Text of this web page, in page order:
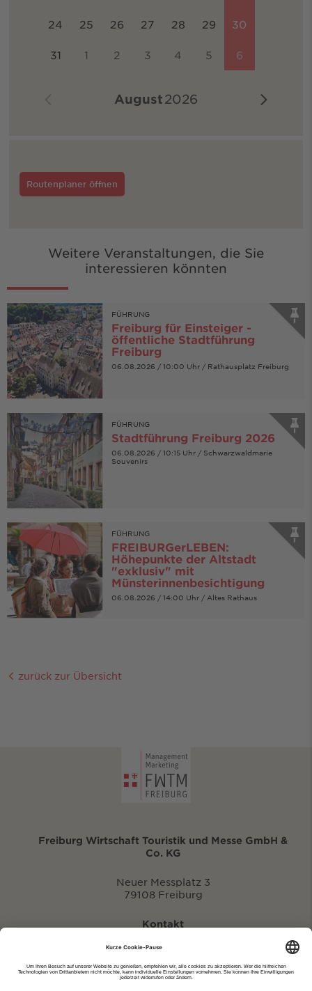
August2026
24 25 26 27 28 29 30
31 1 2 3 4 5 6
Routenplaner öffnen
Weitere Veranstaltungen, die Sie
interessieren könnten
FÜHRUNG
Freiburg für Einsteiger -
öffentliche Stadtführung
Freiburg
06.08.2026 / 10:00 Uhr / Rathausplatz Freiburg
FÜHRUNG
Stadtführung Freiburg 2026
06.08.2026 / 10:15 Uhr / Schwarzwaldmarie
Souvenirs
FÜHRUNG
FREIBURGerLEBEN:
Höhepunkte der Altstadt
"exklusiv" mit
Münsterinnenbesichtigung
06.08.2026 / 14:00 Uhr / Altes Rathaus
zurück zur Übersicht
Freiburg Wirtschaft Touristik und Messe GmbH &
Co. KG
Neuer Messplatz 3
79108 Freiburg
Kontakt
eventportal@fwtm.de